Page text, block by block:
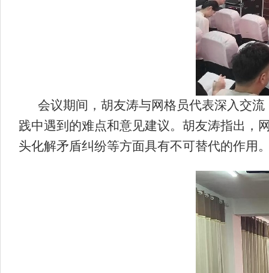
会议期间，胡友涛与网格员代表深入交
践中遇到的难点和意见建议。胡友涛指出，
头化解矛盾纠纷等方面具有不可替代的作用